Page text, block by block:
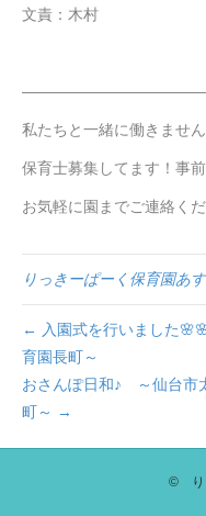
文責：木村
私たちと一緒に働きません
保育士募集してます！事
お気軽に園までご連絡く
りっきーぱーく保育園あ
← 入園式を行いました
育園長町～
おさんぽ日和♪ ～仙台市
町～ →
© り